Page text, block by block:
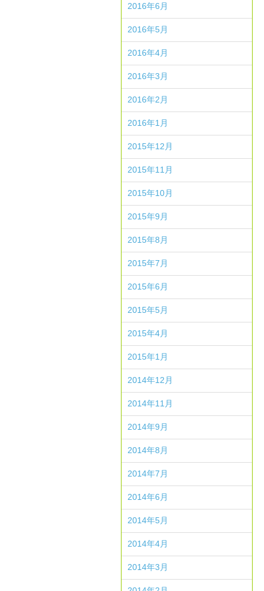
2016年6月
2016年5月
2016年4月
2016年3月
2016年2月
2016年1月
2015年12月
2015年11月
2015年10月
2015年9月
2015年8月
2015年7月
2015年6月
2015年5月
2015年4月
2015年1月
2014年12月
2014年11月
2014年9月
2014年8月
2014年7月
2014年6月
2014年5月
2014年4月
2014年3月